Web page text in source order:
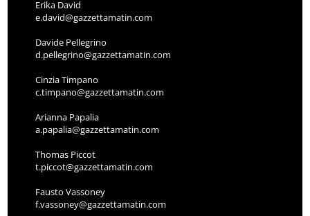
Erika David
e.david@gazzettamatin.com
Davide Pellegrino
d.pellegrino@gazzettamatin.com
Cinzia Timpano
c.timpano@gazzettamatin.com
Arianna Papalia
a.papalia@gazzettamatin.com
Thomas Piccot
t.piccot@gazzettamatin.com
Fausto Vassoney
f.vassoney@gazzettamatin.com